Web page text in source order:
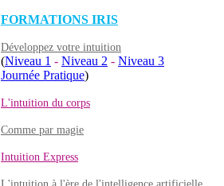
FORMATIONS IRIS
Développez votre intuition
(Niveau 1 - Niveau 2 - Niveau 3
Journée Pratique)
L'intuition du corps
Comme par magie
Intuition Express